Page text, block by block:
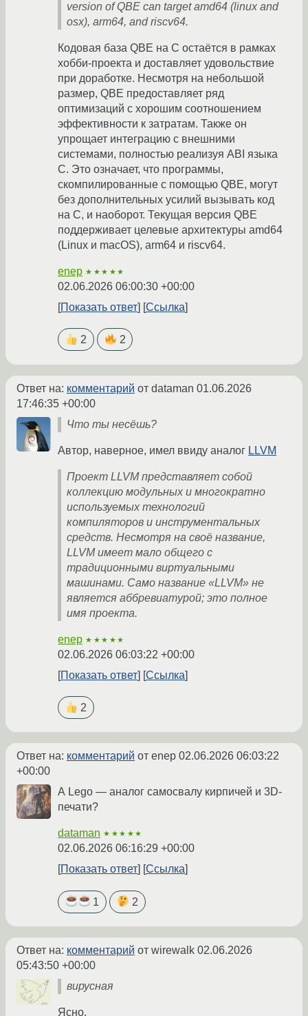
version of QBE can target amd64 (linux and
osx), arm64, and riscv64.
Кодовая база QBE на C остаётся в рамках
хобби-проекта и доставляет удовольствие
при доработке. Несмотря на небольшой
размер, QBE предоставляет ряд
оптимизаций с хорошим соотношением
эффективности к затратам. Также он
упрощает интеграцию с внешними
системами, полностью реализуя ABI языка
C. Это означает, что программы,
скомпилированные с помощью QBE, могут
без дополнительных усилий вызывать код
на C, и наоборот. Текущая версия QBE
поддерживает целевые архитектуры amd64
(Linux и macOS), arm64 и riscv64.
enep ★★★★★
02.06.2026 06:00:30 +00:00
Показать ответ
Ссылка
2 2
Ответ на: комментарий от dataman 01.06.2026
17:46:35 +00:00
Что ты несёшь?
Автор, наверное, имел ввиду аналог LLVM
Проект LLVM представляет собой
коллекцию модульных и многократно
используемых технологий
компиляторов и инструментальных
средств. Несмотря на своё название,
LLVM имеет мало общего с
традиционными виртуальными
машинами. Само название «LLVM» не
является аббревиатурой; это полное
имя проекта.
enep ★★★★★
02.06.2026 06:03:22 +00:00
Показать ответ
Ссылка
2
Ответ на: комментарий от enep 02.06.2026 06:03:22
+00:00
А Lego — аналог самосвалу кирпичей и 3D-
печати?
dataman ★★★★★
02.06.2026 06:16:29 +00:00
Показать ответ
Ссылка
1 2
Ответ на: комментарий от wirewalk 02.06.2026
05:43:50 +00:00
вирусная
Ясно.